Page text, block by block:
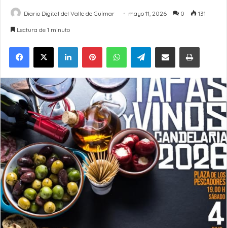
Diario Digital del Valle de Güímar mayo 11, 2026 0 131
Lectura de 1 minuto
LinkedInPinterestWhatsAppTelegramCompartir por Email Imprimir